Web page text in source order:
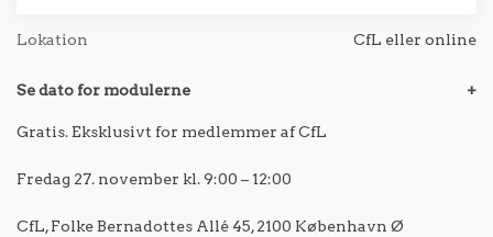
Lokation CfL eller online
Se dato for modulerne +
Gratis. Eksklusivt for medlemmer af CfL
Fredag 27. november kl. 9:00 – 12:00
CfL, Folke Bernadottes Allé 45, 2100 København Ø